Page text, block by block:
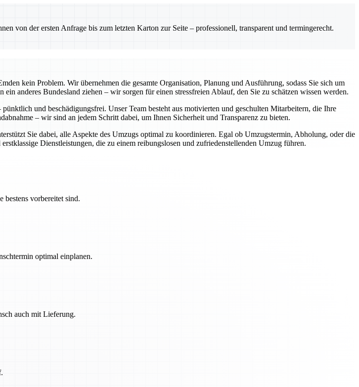
von der ersten Anfrage bis zum letzten Karton zur Seite – professionell, transparent und termingerecht.
kein Problem. Wir übernehmen die gesamte Organisation, Planung und Ausführung, sodass Sie sich um
anderes Bundesland ziehen – wir sorgen für einen stressfreien Ablauf, den Sie zu schätzen wissen werden.
und beschädigungsfrei. Unser Team besteht aus motivierten und geschulten Mitarbeitern, die Ihre
– wir sind an jedem Schritt dabei, um Ihnen Sicherheit und Transparenz zu bieten.
Sie dabei, alle Aspekte des Umzugs optimal zu koordinieren. Egal ob Umzugstermin, Abholung, oder die
Dienstleistungen, die zu einem reibungslosen und zufriedenstellenden Umzug führen.
bestens vorbereitet sind.
optimal einplanen.
auch mit Lieferung.